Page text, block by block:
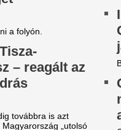
A nyári átigazolási pletykák
sportigazgatója
továbbra is Willi Orbánnal
Extraprofitra
ultrák keményen
megfenyegették a
A B középben nem a